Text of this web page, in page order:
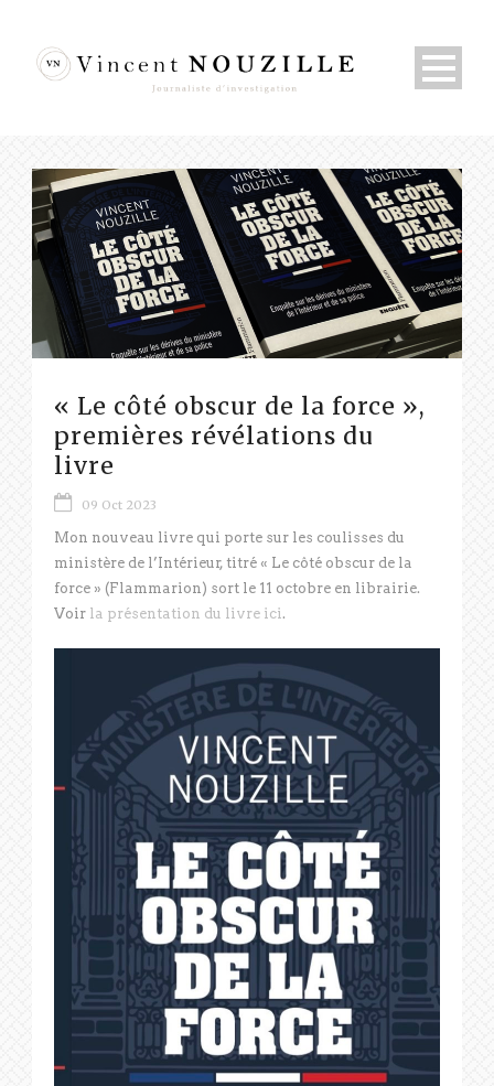
« Le côté obscur de la force »,
premières révélations du
livre
09 Oct 2023
Mon nouveau livre qui porte sur les coulisses du
ministère de l’Intérieur, titré « Le côté obscur de la
force » (Flammarion) sort le 11 octobre en librairie.
Voir la présentation du livre ici .